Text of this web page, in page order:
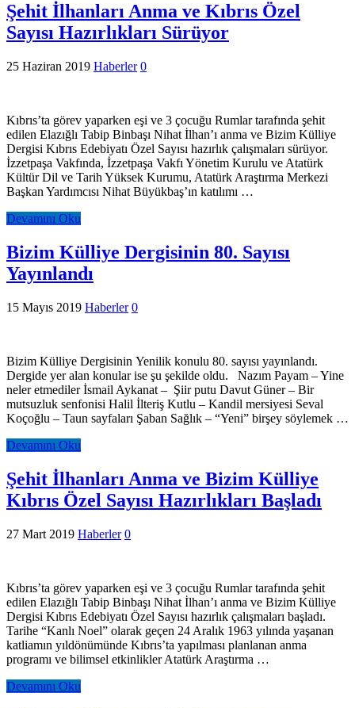
Şehit İlhanları Anma ve Kıbrıs Özel
Sayısı Hazırlıkları Sürüyor
25 Haziran 2019 Haberler 0
Kıbrıs’ta görev yaparken eşi ve 3 çocuğu Rumlar tarafında şehit
edilen Elazığlı Tabip Binbaşı Nihat İlhan’ı anma ve Bizim Külliye
Dergisi Kıbrıs Edebiyatı Özel Sayısı hazırlık çalışmaları sürüyor.
İzzetpaşa Vakfında, İzzetpaşa Vakfı Yönetim Kurulu ve Atatürk
Kültür Dil ve Tarih Yüksek Kurumu, Atatürk Araştırma Merkezi
Başkan Yardımcısı Nihat Büyükbaş’ın katılımı …
Devamını Oku
Bizim Külliye Dergisinin 80. Sayısı
Yayınlandı
15 Mayıs 2019 Haberler 0
Bizim Külliye Dergisinin Yenilik konulu 80. sayısı yayınlandı.
Dergide yer alan konular ise şu şekilde oldu. Nazım Payam – Yine
neler etmediler İsmail Aykanat – Şiir putu Davut Güner – Bir
mutsuzluk senfonisi Halil İlteriş Kutlu – Kandil mersiyesi Seval
Koçoğlu – Taun sayfaları Şaban Sağlık – “Yeni” birşey söylemek …
Devamını Oku
Şehit İlhanları Anma ve Bizim Külliye
Kıbrıs Özel Sayısı Hazırlıkları Başladı
27 Mart 2019 Haberler 0
Kıbrıs’ta görev yaparken eşi ve 3 çocuğu Rumlar tarafında şehit
edilen Elazığlı Tabip Binbaşı Nihat İlhan’ı anma ve Bizim Külliye
Dergisi Kıbrıs Edebiyatı Özel Sayısı hazırlık çalışmaları başladı.
Tarihe “Kanlı Noel” olarak geçen 24 Aralık 1963 yılında yaşanan
katliamın yıldönümünde Kıbrıs’ta yapılması planlanan anma
programı ve bilimsel etkinlikler Atatürk Araştırma …
Devamını Oku